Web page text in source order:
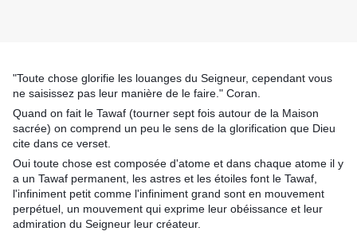
"Toute chose glorifie les louanges du Seigneur, cependant vous
ne saisissez pas leur manière de le faire." Coran.
Quand on fait le Tawaf (tourner sept fois autour de la Maison
sacrée) on comprend un peu le sens de la glorification que Dieu
cite dans ce verset.
Oui toute chose est composée d'atome et dans chaque atome il y
a un Tawaf permanent, les astres et les étoiles font le Tawaf,
l'infiniment petit comme l'infiniment grand sont en mouvement
perpétuel, un mouvement qui exprime leur obéissance et leur
admiration du Seigneur leur créateur.